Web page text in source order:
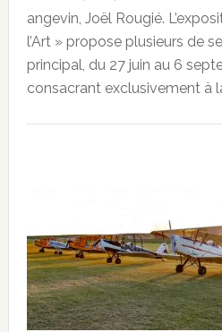
angevin, Joël Rougié.
l’Art » propose plusieurs de
principal, du 27 juin au 6
consacrant exclusivement à